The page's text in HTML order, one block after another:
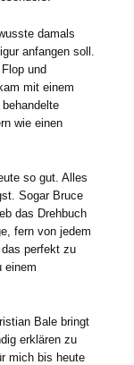
damals
anfangen soll.
und
mit einem
wie einen
so gut. Alles
Sogar Bruce
das Drehbuch
fern von jedem
perfekt zu
einem
Bale bringt
erklären zu
mich bis heute